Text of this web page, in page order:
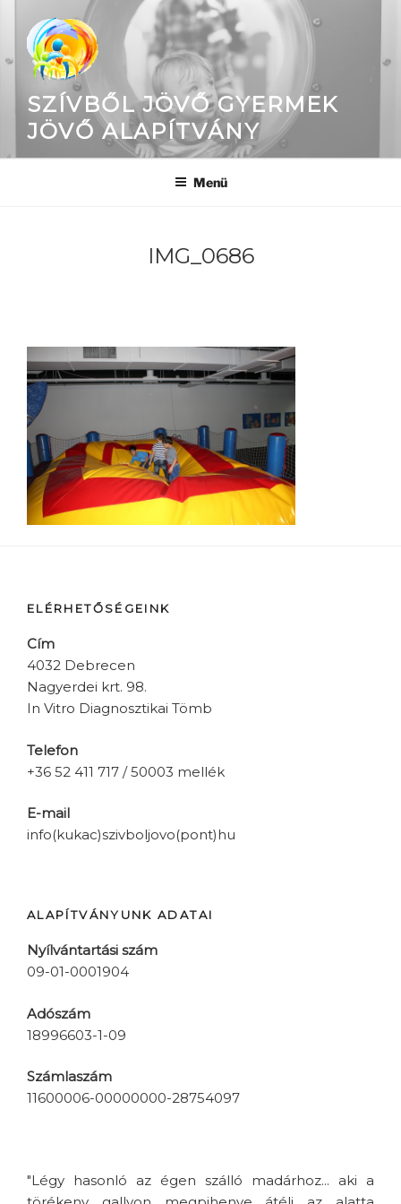
SZÍVBŐL JÖVŐ GYERMEK
JÖVŐ ALAPÍTVÁNY
Menü
IMG_0686
ELÉRHETŐSÉGEINK
Cím
4032 Debrecen
Nagyerdei krt. 98.
In Vitro Diagnosztikai Tömb
Telefon
+36 52 411 717 / 50003 mellék
E-mail
info(kukac)szivboljovo(pont)hu
ALAPÍTVÁNYUNK ADATAI
Nyílvántartási szám
09-01-0001904
Adószám
18996603-1-09
Számlaszám
11600006-00000000-28754097
"Légy hasonló az égen szálló madárhoz... aki a